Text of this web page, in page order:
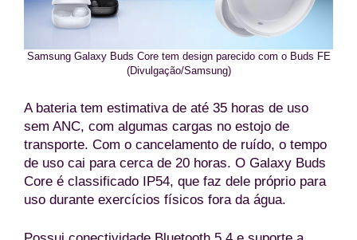
Samsung Galaxy Buds Core tem design parecido com o Buds FE
(Divulgação/Samsung)
A bateria tem estimativa de até 35 horas de uso
sem ANC, com algumas cargas no estojo de
transporte. Com o cancelamento de ruído, o tempo
de uso cai para cerca de 20 horas. O Galaxy Buds
Core é classificado IP54, que faz dele próprio para
uso durante exercícios físicos fora da água.